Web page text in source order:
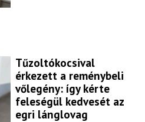
Tűzoltókocsival
érkezett a reménybeli
vőlegény: így kérte
feleségül kedvesét az
egri lánglovag